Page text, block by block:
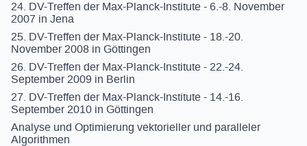
24. DV-Treffen der Max-Planck-Institute - 6.-8. November
2007 in Jena
25. DV-Treffen der Max-Planck-Institute - 18.-20.
November 2008 in Göttingen
26. DV-Treffen der Max-Planck-Institute - 22.-24.
September 2009 in Berlin
27. DV-Treffen der Max-Planck-Institute - 14.-16.
September 2010 in Göttingen
Analyse und Optimierung vektorieller und paralleler
Algorithmen